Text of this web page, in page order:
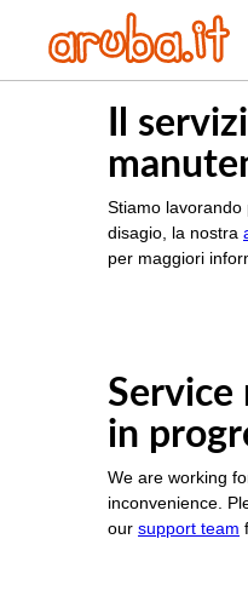
Il
Stiamo
disagio, la nostra
per maggiori
Service
in
We are working
inconvenience.
our support team